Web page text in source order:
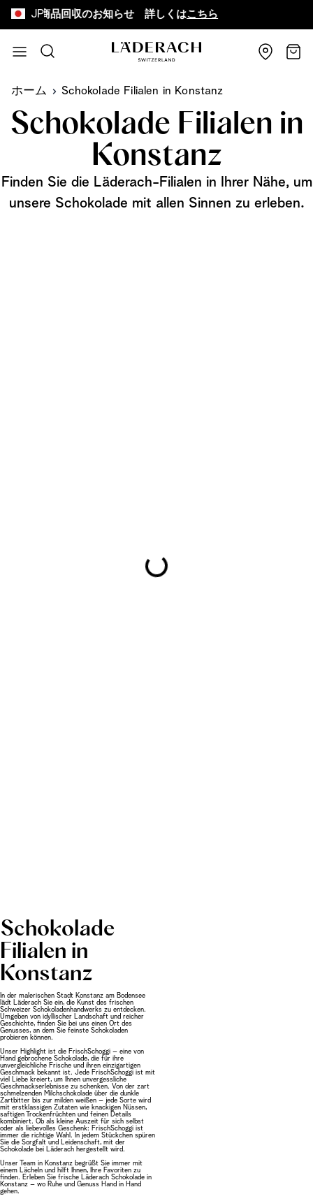
JP
詫びと商品回収のお知らせ 詳しくはこちら
検索
カー
ホーム Schokolade Filialen in Konstanz
Schokolade Filialen in
Konstanz
Finden Sie die Läderach-Filialen in Ihrer Nähe, um
unsere Schokolade mit allen Sinnen zu erleben.
Schokolade
Filialen in
Konstanz
In der malerischen Stadt Konstanz am Bodensee
lädt Läderach Sie ein, die Kunst des frischen
Schweizer Schokoladenhandwerks zu entdecken.
Umgeben von idyllischer Landschaft und reicher
Geschichte, finden Sie bei uns einen Ort des
Genusses, an dem Sie feinste Schokoladen
probieren können.
Unser Highlight ist die FrischSchoggi – eine von
Hand gebrochene Schokolade, die für ihre
unvergleichliche Frische und ihren einzigartigen
Geschmack bekannt ist. Jede FrischSchoggi ist mit
viel Liebe kreiert, um Ihnen unvergessliche
Geschmackserlebnisse zu schenken. Von der zart
schmelzenden Milchschokolade über die dunkle
Zartbitter bis zur milden weißen – jede Sorte wird
mit erstklassigen Zutaten wie knackigen Nüssen,
saftigen Trockenfrüchten und feinen Details
kombiniert. Ob als kleine Auszeit für sich selbst
oder als liebevolles Geschenk: FrischSchoggi ist
immer die richtige Wahl. In jedem Stückchen spüren
Sie die Sorgfalt und Leidenschaft, mit der
Schokolade bei Läderach hergestellt wird.
Unser Team in Konstanz begrüßt Sie immer mit
einem Lächeln und hilft Ihnen, Ihre Favoriten zu
finden. Erleben Sie frische Läderach Schokolade in
Konstanz – wo Ruhe und Genuss Hand in Hand
gehen.